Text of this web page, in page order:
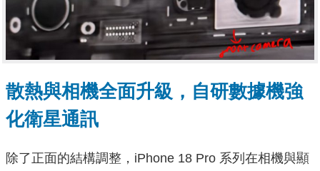
散熱與相機全面升級，自研數據機強
化衛星通訊
除了正面的結構調整，iPhone 18 Pro 系列在相機與顯